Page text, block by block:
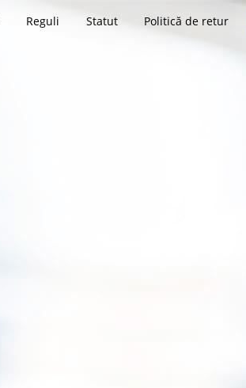
Reguli Statut Politică de retur